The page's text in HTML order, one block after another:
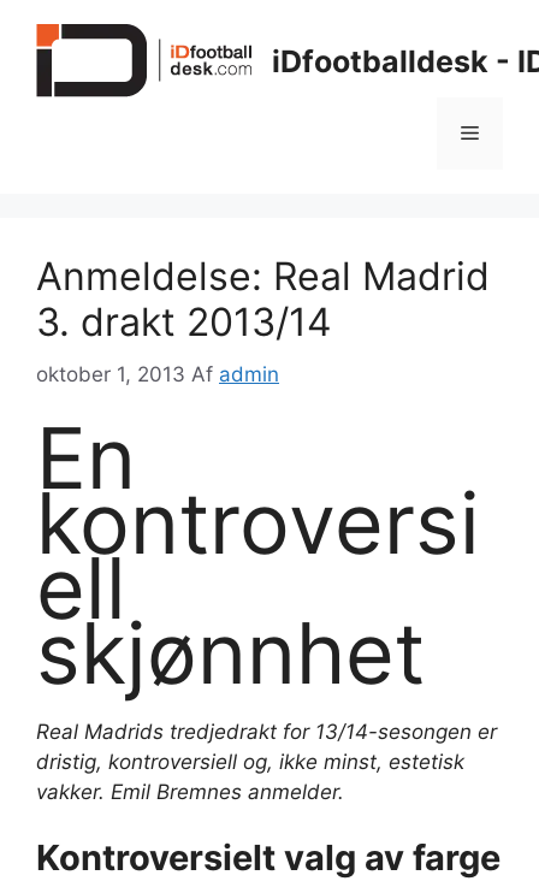
iDfootballdesk -
Menu
Anmeldelse: Real Madrid
3. drakt 2013/14
oktober 1, 2013 Af admin
En
kontroversi
ell
skjønnhet
Real Madrids tredjedrakt for 13/14-sesongen er
dristig, kontroversiell og, ikke minst, estetisk
vakker. Emil Bremnes anmelder.
Kontroversielt valg av farge